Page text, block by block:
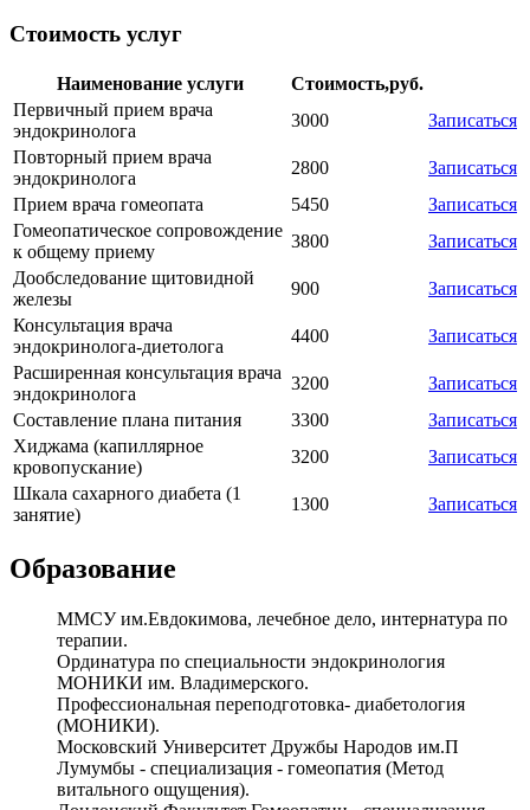
Стоимость услуг
Наименование услуги
Стоимость,руб.
Первичный прием врача
эндокринолога
3000
Записаться
Повторный прием врача
эндокринолога
2800
Записаться
Прием врача гомеопата
5450
Записаться
Гомеопатическое сопровождение
к общему приему
3800
Записаться
Дообследование щитовидной
железы
900
Записаться
Консультация врача
эндокринолога-диетолога
4400
Записаться
Расширенная консультация врача
эндокринолога
3200
Записаться
Составление плана питания
3300
Записаться
Хиджама (капиллярное
кровопускание)
3200
Записаться
Шкала сахарного диабета (1
занятие)
1300 Записаться
Образование
ММСУ им.Евдокимова, лечебное дело, интернатура по
терапии.
Ординатура по специальности эндокринология
МОНИКИ им. Владимерского.
Профессиональная переподготовка- диабетология
(МОНИКИ).
Московский Университет Дружбы Народов им.П
Лумумбы - специализация - гомеопатия (Метод
витального ощущения).